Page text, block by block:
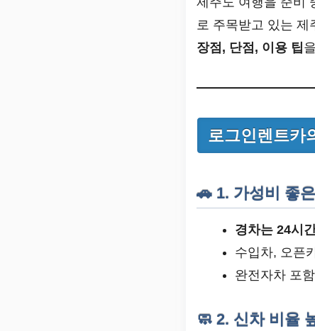
로 주목받고 있는
장점, 단점, 이용 팁
로그인렌트카
🚗 1. 가성비 좋
경차는 24시
수입차, 오픈
완전자차 포
🧼 2. 신차 비율